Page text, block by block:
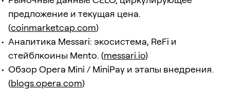
предложение и текущая цена.
(coinmarketcap.com)
Аналитика Messari: экосистема, ReFi и
стейблкоины Mento. (messari.io)
Обзор Opera Mini / MiniPay и этапы внедрения.
(blogs.opera.com)